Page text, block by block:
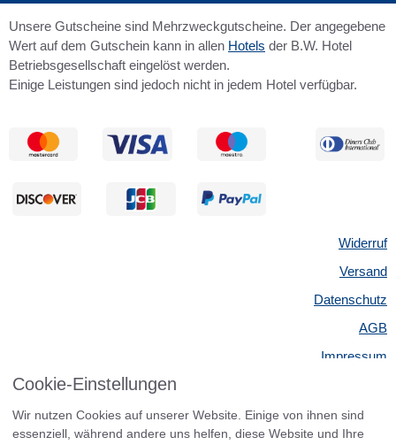
Unsere Gutscheine sind Mehrzweckgutscheine. Der angegebene
Wert auf dem Gutschein kann in allen Hotels der B.W. Hotel
Betriebsgesellschaft eingelöst werden.
Einige Leistungen sind jedoch nicht in jedem Hotel verfügbar.
Widerruf
Versand
Datenschutz
AGB
Impressum
Widerrufsbelehrung
Barrierefreiheit
Cookie-Einstellungen
Wir nutzen Cookies auf unserer Website. Einige von ihnen sind
essenziell, während andere uns helfen, diese Website und Ihre